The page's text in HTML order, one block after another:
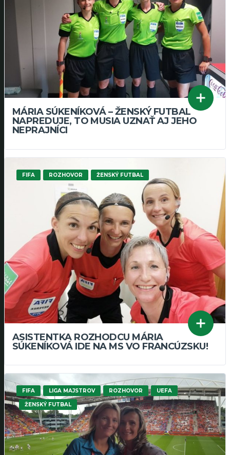
MÁRIA SÚKENÍKOVÁ – ŽENSKÝ FUTBAL
NAPREDUJE, TO MUSIA UZNAŤ AJ JEHO
NEPRAJNÍCI
FIFA ROZHOVOR ŽENSKÝ FUTBAL
ASISTENTKA ROZHODCU MÁRIA
SÚKENÍKOVÁ IDE NA MS VO FRANCÚZSKU!
FIFA LIGA MAJSTROV ROZHOVOR UEFA
ŽENSKÝ FUTBAL